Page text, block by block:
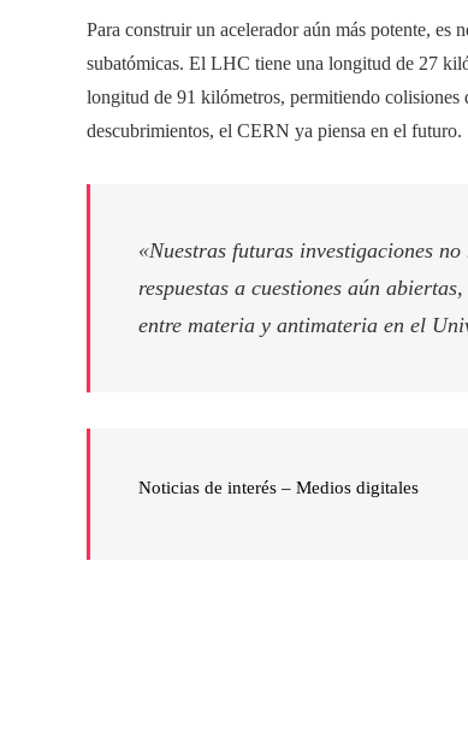
Para construir un acelerador aún más potente, es
subatómicas. El LHC tiene una longitud de 27
longitud de 91 kilómetros, permitiendo colisiones
descubrimientos, el CERN ya piensa en el futuro.
«Nuestras futuras investigaciones
respuestas a cuestiones aún
entre materia y antimateria en el
Noticias de interés – Medios digitales